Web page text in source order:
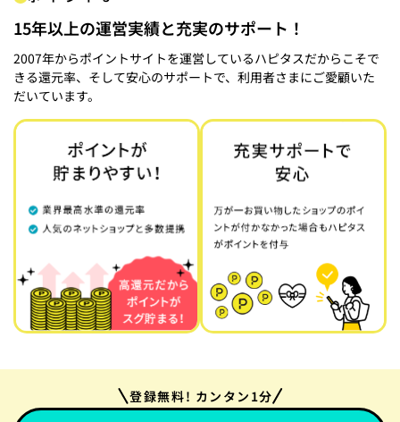
15年以上の運営実績と充実のサポート！
2007年からポイントサイトを運営しているハピタスだからこそで
きる還元率、そして安心のサポートで、利用者さまにご愛顧いた
だいています。
登録無料! カンタン1分